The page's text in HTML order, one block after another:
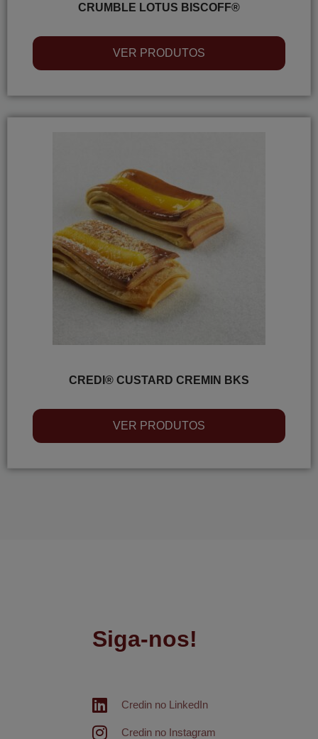
CRUMBLE LOTUS BISCOFF®
VER PRODUTOS
CREDI® CUSTARD CREMIN BKS
VER PRODUTOS
Siga-nos!
Credin no LinkedIn
Credin no Instagram